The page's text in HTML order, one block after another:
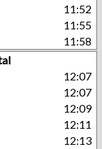
11:52
11:55
11:58
12:07
12:07
12:09
12:11
12:13